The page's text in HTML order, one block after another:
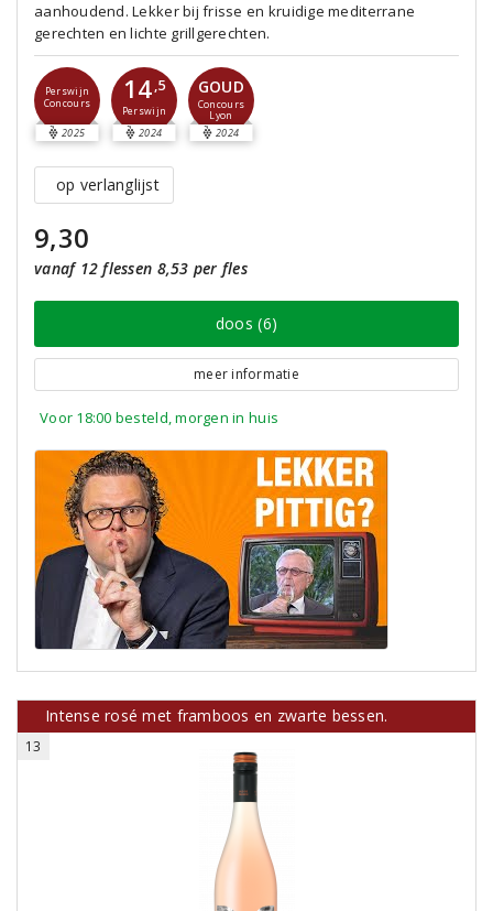
aanhoudend. Lekker bij frisse en kruidige mediterrane
gerechten en lichte grillgerechten.
Perswijn
Concours
2025
14,5
Perswijn
2024
GOUD
Concours
Lyon
2024
op verlanglijst
9,30
vanaf 12 flessen 8,53 per fles
doos (6)
meer informatie
Voor 18:00 besteld, morgen in huis
Intense rosé met framboos en zwarte bessen.
13